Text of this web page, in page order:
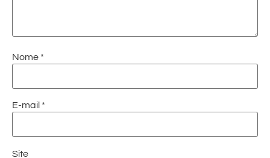
Nome *
E-mail *
Site